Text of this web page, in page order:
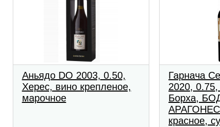
Аньядо DO 2003, 0.50,
Херес, вино крепленое,
марочное
Гарнача
2020,
Борха,
красное,